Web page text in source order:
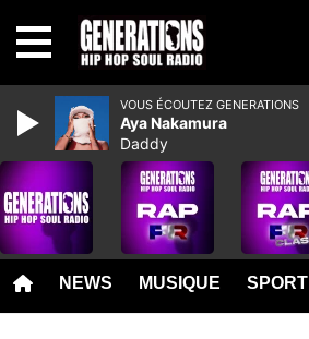
NEWS MUSIQUE SPORT
VOUS ÉCOUTEZ GENERATIONS
Aya Nakamura
Daddy